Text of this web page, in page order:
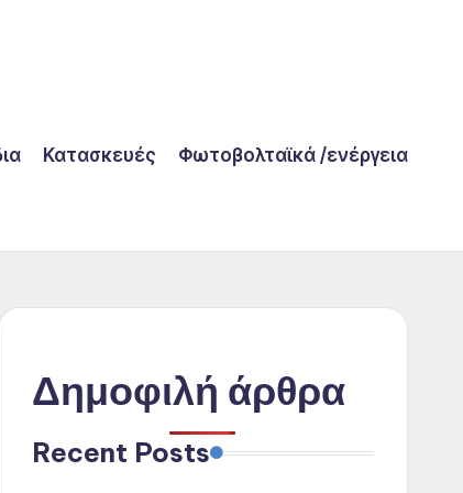
Κατασκευές Φωτοβολταϊκά /ενέργεια
Δημοφιλή άρθρα
Recent Posts